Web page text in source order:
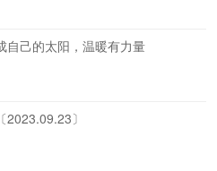
自己的太阳，温暖有力量
〕